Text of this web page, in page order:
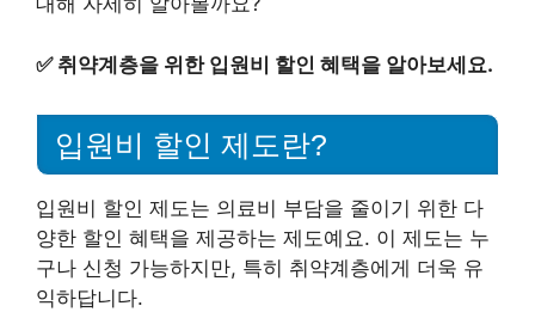
✅ 취약계층을 위한 입원비 할인 혜택을 알아보세요.
입원비 할인 제도란?
입원비 할인 제도는 의료비 부담을 줄이기 위한 다
양한 할인 혜택을 제공하는 제도예요. 이 제도는 누
구나 신청 가능하지만, 특히 취약계층에게 더욱 유
익하답니다.